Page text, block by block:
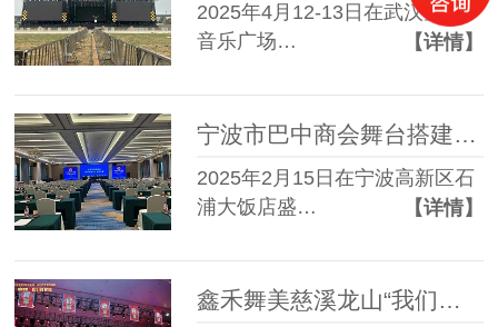
2025年4月12-13日在武汉空港
音乐广场…
【详情】
宁波市巴中商会舞台搭建服务案例
2025年2月15日在宁波高新区石
浦大饭店盛…
【详情】
鑫禾舞美慈溪龙山“我们的村晚"大舞台搭建服务